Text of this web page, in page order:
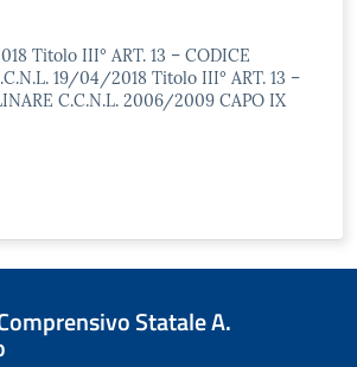
Titolo III° ART. 13 – CODICE
19/04/2018 Titolo III° ART. 13 –
C.C.N.L. 2006/2009 CAPO IX
Statale A.